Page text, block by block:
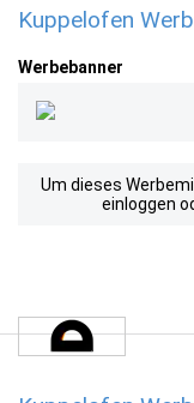
Kuppelofen
Werbebanner
Um dieses
einloggen